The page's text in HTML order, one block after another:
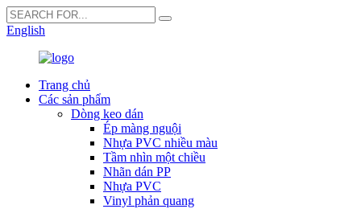
English
Trang chủ
Các sản phẩm
Dòng keo dán
Ép màng nguội
Nhựa PVC nhiều màu
Tầm nhìn một chiều
Nhãn dán PP
Nhựa PVC
Vinyl phản quang